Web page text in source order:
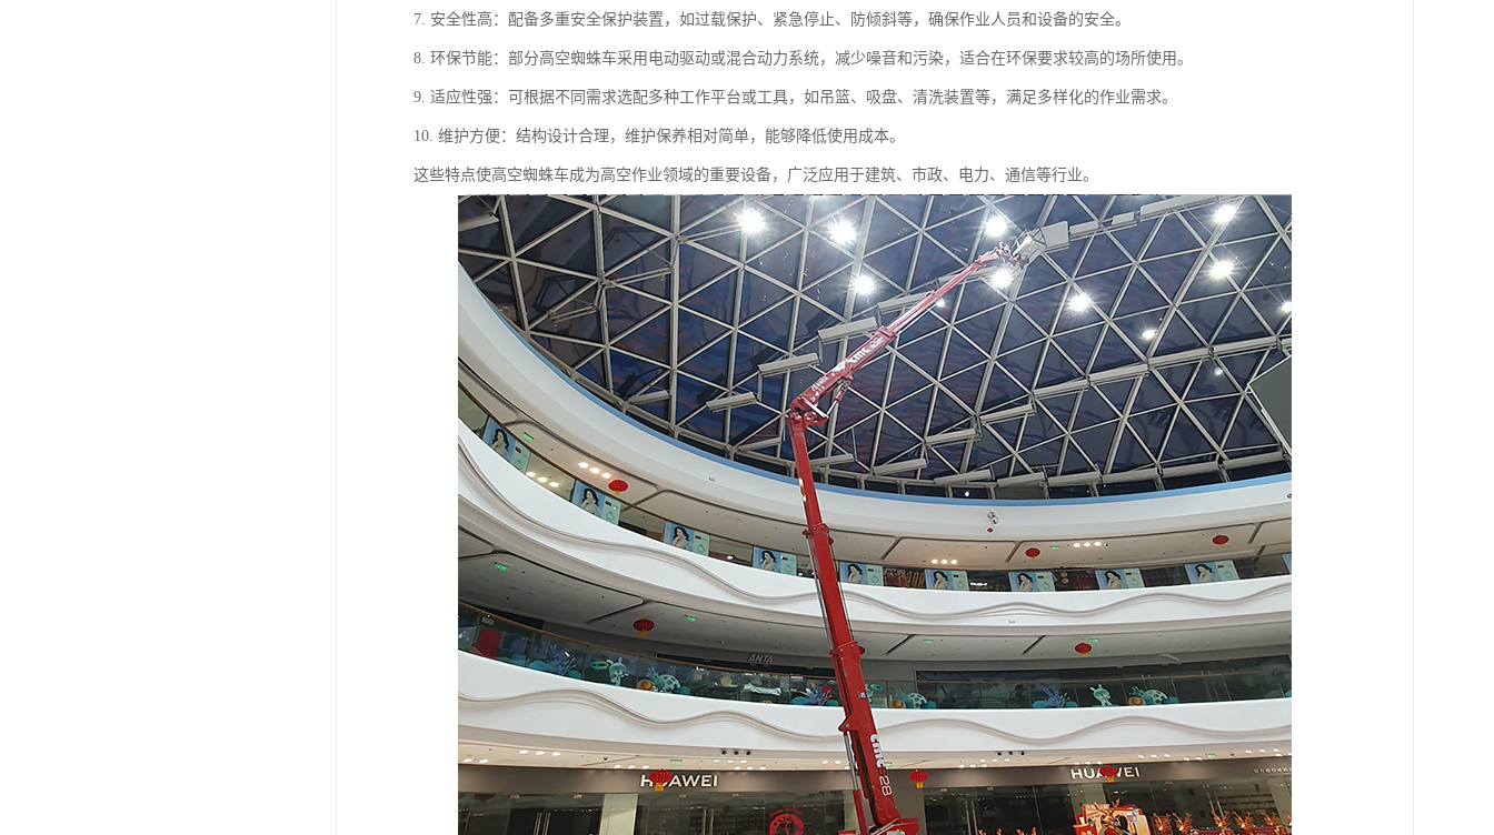
7. 安全性高：配备多重安全保护装置，如过载保护、紧急停止、防倾斜等，确保作业人员和设备的安全。
8. 环保节能：部分高空蜘蛛车采用电动驱动或混合动力系统，减少噪音和污染，适合在环保要求较高的场所使用。
9. 适应性强：可根据不同需求选配多种工作平台或工具，如吊篮、吸盘、清洗装置等，满足多样化的作业需求。
10. 维护方便：结构设计合理，维护保养相对简单，能够降低使用成本。
这些特点使高空蜘蛛车成为高空作业领域的重要设备，广泛应用于建筑、市政、电力、通信等行业。